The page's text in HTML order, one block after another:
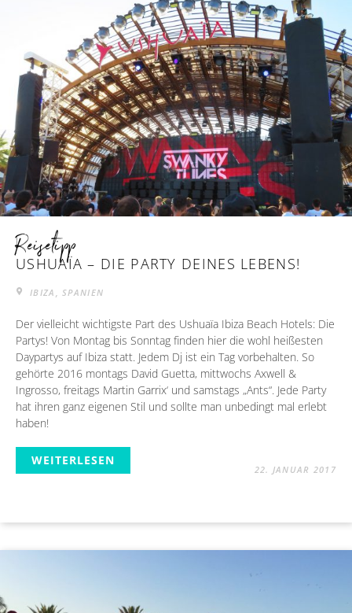
Reisetipp
USHUAÏA – DIE PARTY DEINES LEBENS!
IBIZA, SPANIEN
Der vielleicht wichtigste Part des Ushuaïa Ibiza Beach Hotels: Die
Partys! Von Montag bis Sonntag finden hier die wohl heißesten
Daypartys auf Ibiza statt. Jedem Dj ist ein Tag vorbehalten. So
gehörte 2016 montags David Guetta, mittwochs Axwell &
Ingrosso, freitags Martin Garrix‘ und samstags „Ants“. Jede Party
hat ihren ganz eigenen Stil und sollte man unbedingt mal erlebt
haben!
WEITERLESEN
22. JANUAR 2017